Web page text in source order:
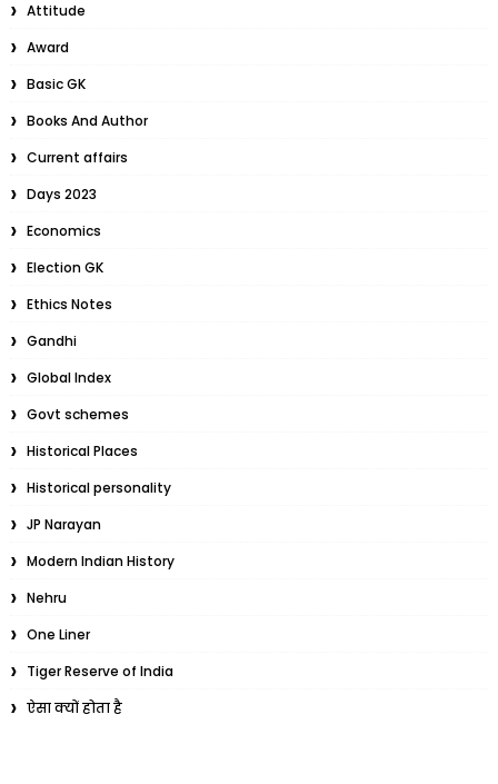
Attitude
Award
Basic GK
Books And Author
Current affairs
Days 2023
Economics
Election GK
Ethics Notes
Gandhi
Global Index
Govt schemes
Historical Places
Historical personality
JP Narayan
Modern Indian History
Nehru
One Liner
Tiger Reserve of India
ऐसा क्यों होता है